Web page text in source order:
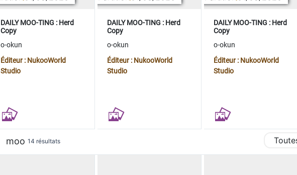
DAILY MOO-TING : Herd
Copy
o-okun
Éditeur : NukooWorld
Studio
DAILY MOO-TING : Herd
Copy
o-okun
Éditeur : NukooWorld
Studio
DAILY MOO-TING : Herd
Copy
o-okun
Éditeur : NukooWorld
Studio
moo 14 résultats